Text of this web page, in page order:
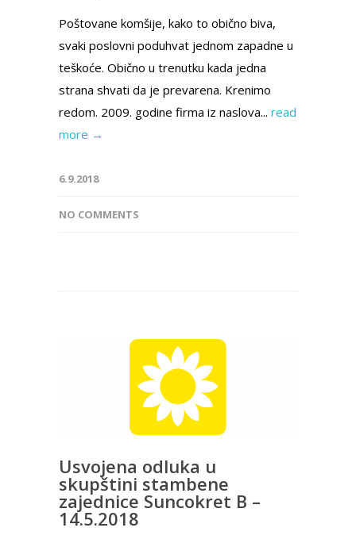
Poštovane komšije, kako to obično biva,
svaki poslovni poduhvat jednom zapadne u
teškoće. Obično u trenutku kada jedna
strana shvati da je prevarena. Krenimo
redom. 2009. godine firma iz naslova... read
more →
6.9.2018
NO COMMENTS
Usvojena odluka u
skupštini stambene
zajednice Suncokret B –
14.5.2018